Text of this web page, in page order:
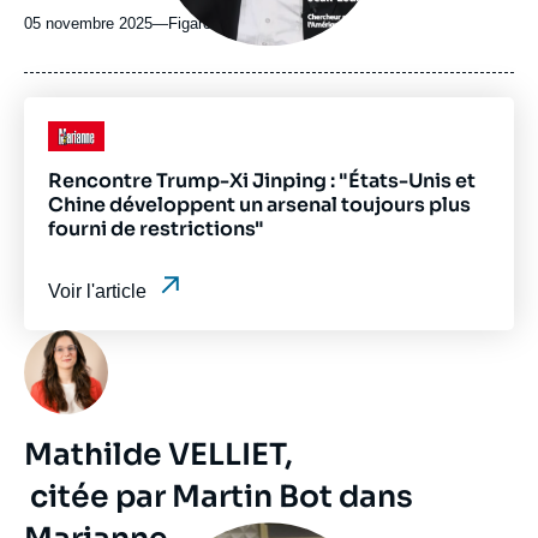
05 novembre 2025—Nom
journal,
Figaro TV
Logo
Rencontre Trump-Xi Jinping : "États-Unis et
Chine développent un arsenal toujours plus
fourni de restrictions"
Voir l'article
Photo
Mathilde VELLIET,
citée par Martin Bot dans
Image